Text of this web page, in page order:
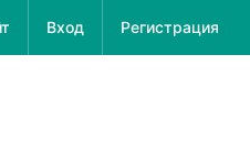
Вход Регистрация